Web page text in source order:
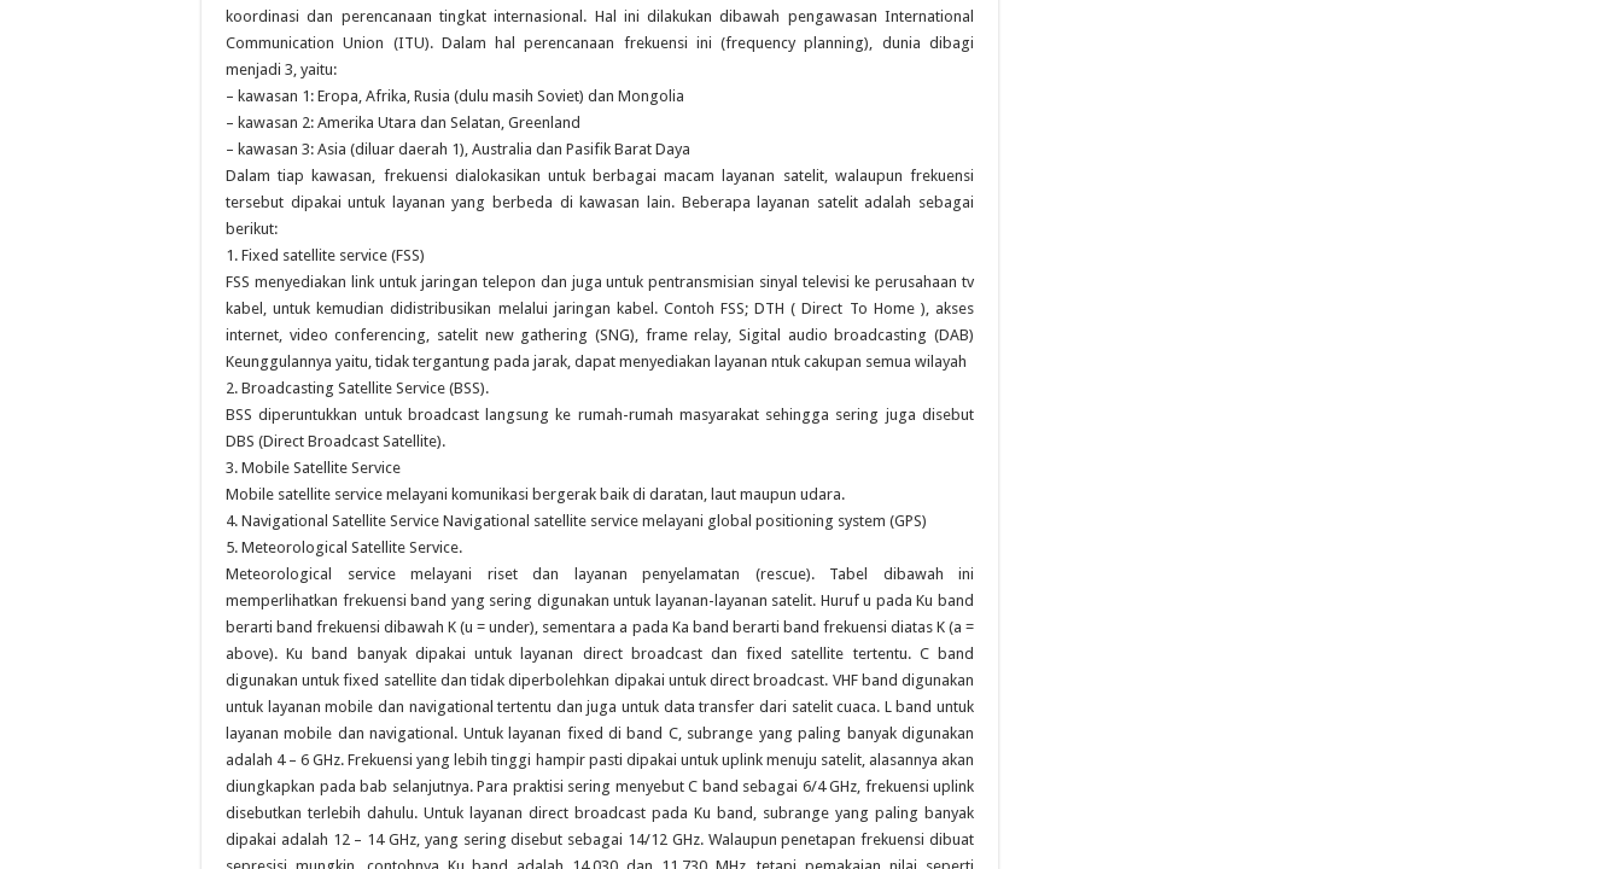
koordinasi dan perencanaan tingkat internasional. Hal ini dilakukan dibawah pengawasan International
Communication Union (ITU). Dalam hal perencanaan frekuensi ini (frequency planning), dunia dibagi
menjadi 3, yaitu:
– kawasan 1: Eropa, Afrika, Rusia (dulu masih Soviet) dan Mongolia
– kawasan 2: Amerika Utara dan Selatan, Greenland
– kawasan 3: Asia (diluar daerah 1), Australia dan Pasifik Barat Daya
Dalam tiap kawasan, frekuensi dialokasikan untuk berbagai macam layanan satelit, walaupun frekuensi
tersebut dipakai untuk layanan yang berbeda di kawasan lain. Beberapa layanan satelit adalah sebagai
berikut:
1. Fixed satellite service (FSS)
FSS menyediakan link untuk jaringan telepon dan juga untuk pentransmisian sinyal televisi ke perusahaan tv
kabel, untuk kemudian didistribusikan melalui jaringan kabel. Contoh FSS; DTH ( Direct To Home ), akses
internet, video conferencing, satelit new gathering (SNG), frame relay, Sigital audio broadcasting (DAB)
Keunggulannya yaitu, tidak tergantung pada jarak, dapat menyediakan layanan ntuk cakupan semua wilayah
2. Broadcasting Satellite Service (BSS).
BSS diperuntukkan untuk broadcast langsung ke rumah-rumah masyarakat sehingga sering juga disebut
DBS (Direct Broadcast Satellite).
3. Mobile Satellite Service
Mobile satellite service melayani komunikasi bergerak baik di daratan, laut maupun udara.
4. Navigational Satellite Service Navigational satellite service melayani global positioning system (GPS)
5. Meteorological Satellite Service.
Meteorological service melayani riset dan layanan penyelamatan (rescue). Tabel dibawah ini
memperlihatkan frekuensi band yang sering digunakan untuk layanan-layanan satelit. Huruf u pada Ku band
berarti band frekuensi dibawah K (u = under), sementara a pada Ka band berarti band frekuensi diatas K (a =
above). Ku band banyak dipakai untuk layanan direct broadcast dan fixed satellite tertentu. C band
digunakan untuk fixed satellite dan tidak diperbolehkan dipakai untuk direct broadcast. VHF band digunakan
untuk layanan mobile dan navigational tertentu dan juga untuk data transfer dari satelit cuaca. L band untuk
layanan mobile dan navigational. Untuk layanan fixed di band C, subrange yang paling banyak digunakan
adalah 4 – 6 GHz. Frekuensi yang lebih tinggi hampir pasti dipakai untuk uplink menuju satelit, alasannya akan
diungkapkan pada bab selanjutnya. Para praktisi sering menyebut C band sebagai 6/4 GHz, frekuensi uplink
disebutkan terlebih dahulu. Untuk layanan direct broadcast pada Ku band, subrange yang paling banyak
dipakai adalah 12 – 14 GHz, yang sering disebut sebagai 14/12 GHz. Walaupun penetapan frekuensi dibuat